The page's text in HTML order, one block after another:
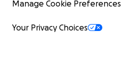
Manage Cookie Preferences
Your Privacy Choices